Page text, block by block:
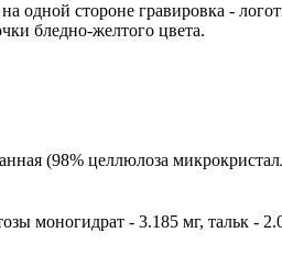
одной стороне гравировка -
бледно-желтого цвета.
(98% целлюлоза
моногидрат - 3.185 мг, тальк -